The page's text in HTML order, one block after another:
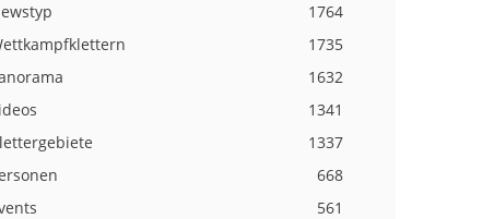
1764
1735
1632
1341
1337
668
561